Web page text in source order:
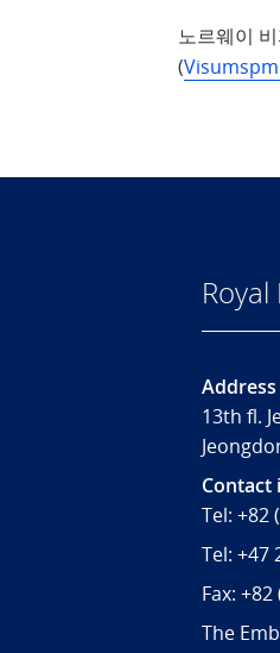
노르웨이
(
Address
13th fl.
Contact
Tel: +82
Tel: +47
Fax: +82
The